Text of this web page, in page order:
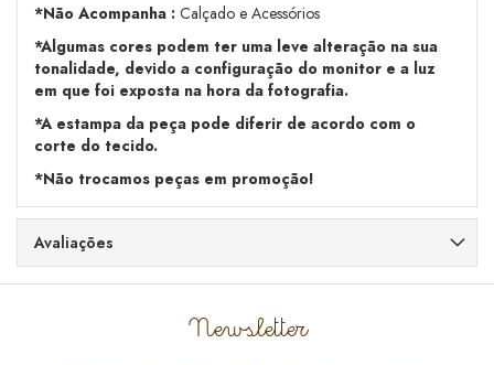
*Não Acompanha : Calçado e Acessórios
*Algumas cores podem ter uma leve alteração na sua
tonalidade, devido a configuração do monitor e a luz
em que foi exposta na hora da fotografia.
*A estampa da peça pode diferir de acordo com o
corte do tecido.
*Não trocamos peças em promoção!
Avaliações
Newsletter